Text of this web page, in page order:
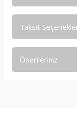
Taksit
Önerileriniz